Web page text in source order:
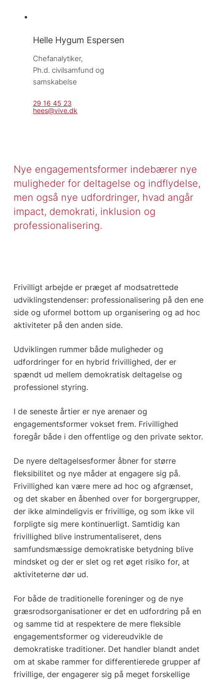
Helle Hygum Espersen
Chefanalytiker,
Ph.d. civilsamfund og
samskabelse
29 16 45 23
hees@vive.dk
Nye engagementsformer indebærer nye
muligheder for deltagelse og indflydelse,
men også nye udfordringer, hvad angår
impact, demokrati, inklusion og
professionalisering.
Frivilligt arbejde er præget af modsatrettede
udviklingstendenser: professionalisering på den ene
side og uformel bottom up organisering og ad hoc
aktiviteter på den anden side.
Udviklingen rummer både muligheder og
udfordringer for en hybrid frivillighed, der er
spændt ud mellem demokratisk deltagelse og
professionel styring.
I de seneste årtier er nye arenaer og
engagementsformer vokset frem. Frivillighed
foregår både i den offentlige og den private sektor.
De nyere deltagelsesformer åbner for større
fleksibilitet og nye måder at engagere sig på.
Frivillighed kan være mere ad hoc og afgrænset,
og det skaber en åbenhed over for borgergrupper,
der ikke almindeligvis er frivillige, og som ikke vil
forpligte sig mere kontinuerligt. Samtidig kan
frivillighed blive instrumentaliseret, dens
samfundsmæssige demokratiske betydning blive
mindsket og der er slet og ret øget risiko for, at
aktiviteterne dør ud.
For både de traditionelle foreninger og de nye
græsrodsorganisationer er det en udfordring på en
og samme tid at respektere de mere fleksible
engagementsformer og videreudvikle de
demokratiske traditioner. Det handler blandt andet
om at skabe rammer for differentierede grupper af
frivillige, der engagerer sig på meget forskellige